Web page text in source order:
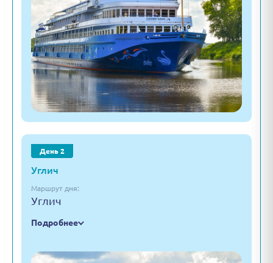
День 2
Углич
Маршрут дня:
Углич
Подробнее